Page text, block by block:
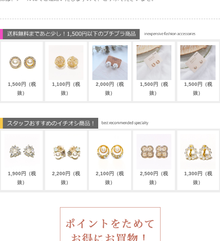
1,500円（税
抜）
1,100円（税
抜）
2,000円（税
抜）
1,500円（税
抜）
1,500円（税
抜）
1,900円（税
抜）
2,200円（税
抜）
2,100円（税
抜）
2,500円（税
抜）
1,300円（税
抜）